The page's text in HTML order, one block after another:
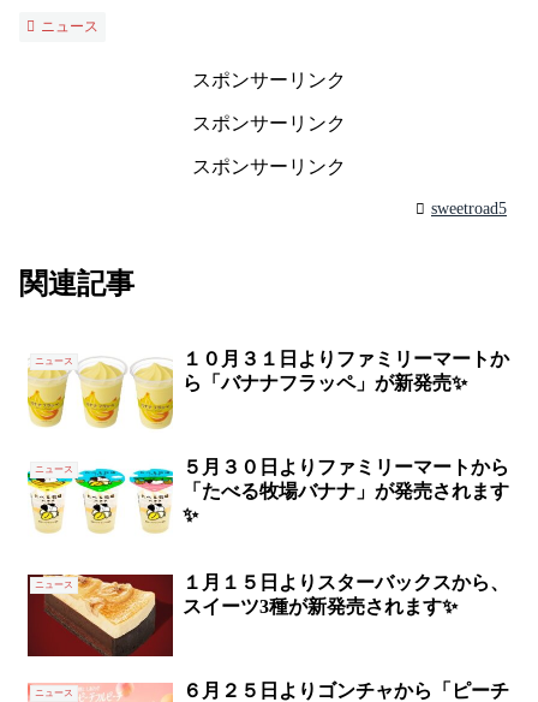
ニュース
スポンサーリンク
スポンサーリンク
スポンサーリンク
sweetroad5
関連記事
ニュース
１０月３１日よりファミリーマートか
ら「バナナフラッペ」が新発売✨
ニュース
５月３０日よりファミリーマートから
「たべる牧場バナナ」が発売されます
✨
ニュース
１月１５日よりスターバックスから、
スイーツ3種が新発売されます✨
ニュース
６月２５日よりゴンチャから「ピーチ